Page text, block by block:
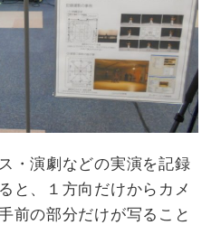
・演劇などの実演を記録
と、１方向だけからカメ
前の部分だけが写ること